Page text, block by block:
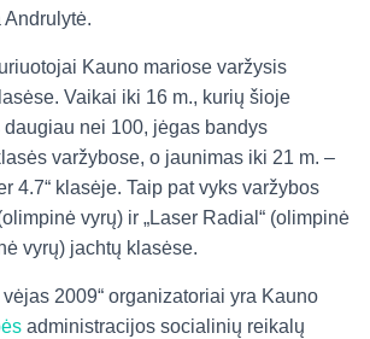
Andrulytė.
Kauno mariose varžysis
Vaikai iki 16 m., kurių šioje
nei 100, jėgas bandys
varžybose, o jaunimas iki 21 m. –
4.7“ klasėje. Taip pat vyks varžybos
vyrų) ir „Laser Radial“ (olimpinė
vyrų) jachtų klasėse.
2009“ organizatoriai yra Kauno
administracijos socialinių reikalų